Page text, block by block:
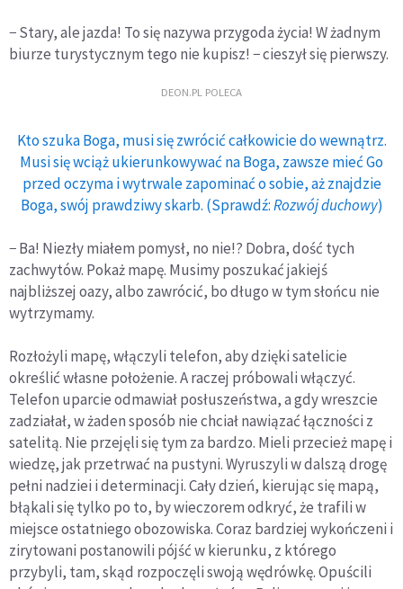
− Stary, ale jazda! To się nazywa przygoda życia! W żadnym
biurze turystycznym tego nie kupisz! − cieszył się pierwszy.
DEON.PL POLECA
Kto szuka Boga, musi się zwrócić całkowicie do wewnątrz.
Musi się wciąż ukierunkowywać na Boga, zawsze mieć Go
przed oczyma i wytrwale zapominać o sobie, aż znajdzie
Boga, swój prawdziwy skarb. (Sprawdź:Rozwój duchowy)
− Ba! Niezły miałem pomysł, no nie!? Dobra, dość tych
zachwytów. Pokaż mapę. Musimy poszukać jakiejś
najbliższej oazy, albo zawrócić, bo długo w tym słońcu nie
wytrzymamy.
Rozłożyli mapę, włączyli telefon, aby dzięki satelicie
określić własne położenie. A raczej próbowali włączyć.
Telefon uparcie odmawiał posłuszeństwa, a gdy wreszcie
zadziałał, w żaden sposób nie chciał nawiązać łączności z
satelitą. Nie przejęli się tym za bardzo. Mieli przecież mapę i
wiedzę, jak przetrwać na pustyni. Wyruszyli w dalszą drogę
pełni nadziei i determinacji. Cały dzień, kierując się mapą,
błąkali się tylko po to, by wieczorem odkryć, że trafili w
miejsce ostatniego obozowiska. Coraz bardziej wykończeni i
zirytowani postanowili pójść w kierunku, z którego
przybyli, tam, skąd rozpoczęli swoją wędrówkę. Opuścili